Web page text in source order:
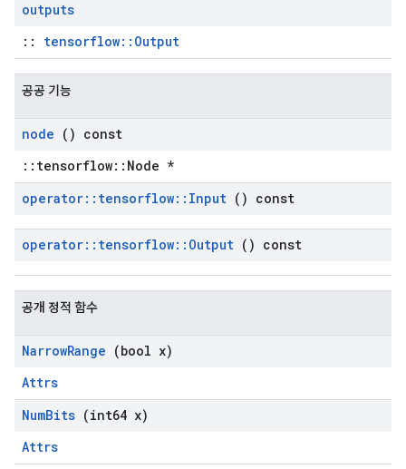
outputs
:: tensorflow::Output
공공 기능
node () const
::tensorflow::Node *
operator:: tensorflow:: Input () const
operator:: tensorflow:: Output () const
공개 정적 함수
NarrowRange (bool x)
Attrs
NumBits (int64 x)
Attrs